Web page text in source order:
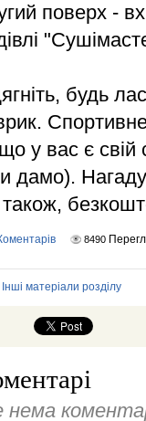
поверх -
будь
у вас є свій
дамо).
8490
Інші матеріали розділу